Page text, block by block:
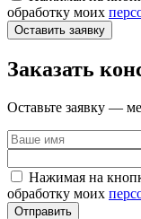
обработку моих
Оставить заявку
Заказать
Оставьте заявку —
Нажимая на
обработку моих
Отправить